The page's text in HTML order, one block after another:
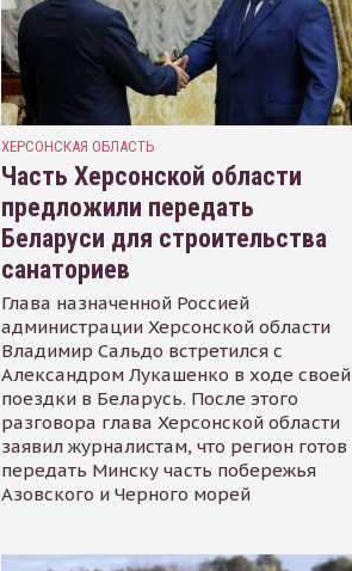
ХЕРСОНСКАЯ ОБЛАСТЬ
Часть Херсонской области
предложили передать
Беларуси для строительства
санаториев
Глава назначенной Россией
администрации Херсонской области
Владимир Сальдо встретился с
Александром Лукашенко в ходе своей
поездки в Беларусь. После этого
разговора глава Херсонской области
заявил журналистам, что регион готов
передать Минску часть побережья
Азовского и Черного морей